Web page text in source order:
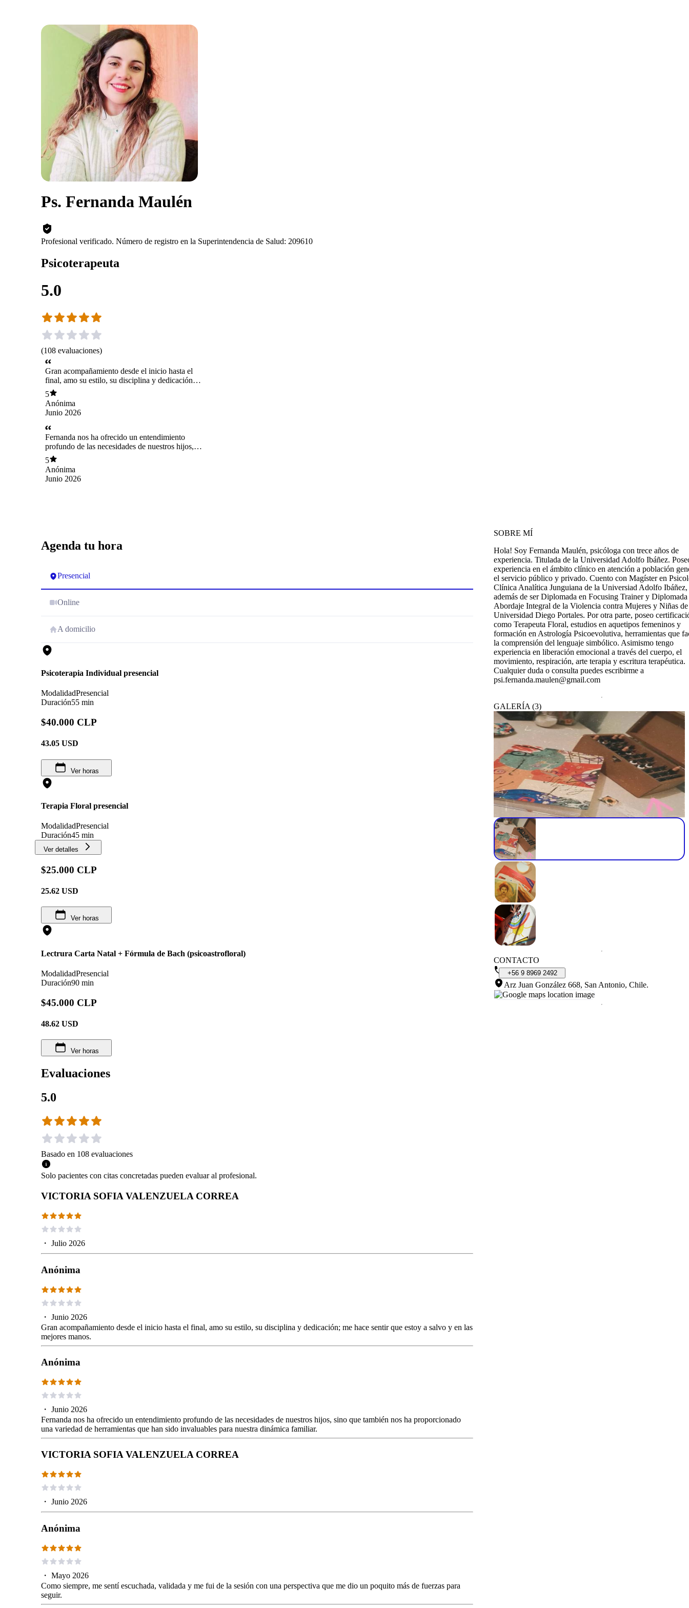
Ps. Fernanda Maulén
Profesional verificado. Número de registro en la Superintendencia de Salud: 209610
Psicoterapeuta
5.0
(108 evaluaciones)
Gran acompañamiento desde el inicio hasta el
final, amo su estilo, su disciplina y dedicación;
me hace sentir que estoy a salvo y en las
mejores manos.
5
Anónima
Junio 2026
Fernanda nos ha ofrecido un entendimiento
profundo de las necesidades de nuestros hijos,
sino que también nos ha proporcionado una
variedad de herramientas que han sido
invaluables para nuestra dinámica familiar.
5
Anónima
Junio 2026
Agenda tu hora
Presencial
Online
A domicilio
Psicoterapia Individual presencial
ModalidadPresencial
Duración55 min
$40.000 CLP
43.05 USD
Ver horas
Terapia Floral presencial
ModalidadPresencial
Duración45 min
Ver detalles
$25.000 CLP
25.62 USD
Ver horas
Lectrura Carta Natal + Fórmula de Bach (psicoastrofloral)
ModalidadPresencial
Duración90 min
$45.000 CLP
48.62 USD
Ver horas
Evaluaciones
5.0
Basado en 108 evaluaciones
Solo pacientes con citas concretadas pueden evaluar al profesional.
VICTORIA SOFIA VALENZUELA CORREA
・ Julio 2026
Anónima
・ Junio 2026
Gran acompañamiento desde el inicio hasta el final, amo su estilo, su disciplina y dedicación; me hace sentir que estoy a salvo y en las
mejores manos.
Anónima
・ Junio 2026
Fernanda nos ha ofrecido un entendimiento profundo de las necesidades de nuestros hijos, sino que también nos ha proporcionado
una variedad de herramientas que han sido invaluables para nuestra dinámica familiar.
VICTORIA SOFIA VALENZUELA CORREA
・ Junio 2026
Anónima
・ Mayo 2026
Como siempre, me sentí escuchada, validada y me fui de la sesión con una perspectiva que me dio un poquito más de fuerzas para
seguir.
SOBRE MÍ
Hola! Soy Fernanda Maulén, psicóloga con trece años de
experiencia. Titulada de la Universidad Adolfo Ibáñez.
experiencia en el ámbito clínico en atención a población
el servicio público y privado. Cuento con Magíster en
Clínica Analítica Junguiana de la Universiad Adolfo Ibáñez,
además de ser Diplomada en Focusing Trainer y Diplomada
Abordaje Integral de la Violencia contra Mujeres y Niñas
Universidad Diego Portales. Por otra parte, poseo
como Terapeuta Floral, estudios en aquetipos femeninos y
formación en Astrología Psicoevolutiva, herramientas que
la comprensión del lenguaje simbólico. Asimismo tengo
experiencia en liberación emocional a través del cuerpo, el
movimiento, respiración, arte terapia y escritura terapéutica.
Cualquier duda o consulta puedes escribirme a
psi.fernanda.maulen@gmail.com
GALERÍA (3)
CONTACTO
+56 9 8969 2492
Arz Juan González 668, San Antonio, Chile.